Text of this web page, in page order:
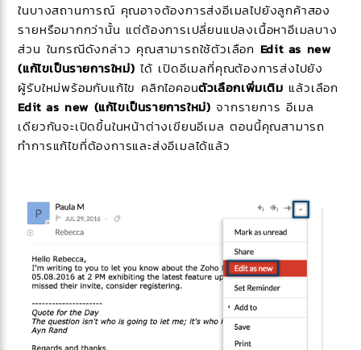
ในบางสถานการณ์ คุณอาจต้องการส่งอีเมลไปยังลูกค้าสอง
รายหรือมากกว่านั้น แต่ต้องการเปลี่ยนแปลงเนื้อหาอีเมลบาง
ส่วน ในกรณีดังกล่าว คุณสามารถใช้ตัวเลือก Edit as new
(แก้ไขเป็นรายการใหม่) ได้ เปิดอีเมลที่คุณต้องการส่งไปยัง
ผู้รับใหม่พร้อมกับแก้ไข คลิกไอคอนตัวเลือกเพิ่มเติม แล้วเลือก
Edit as new (แก้ไขเป็นรายการใหม่) จากรายการ อีเมล
เดียวกันจะเปิดขึ้นในหน้าต่างเขียนอีเมล ตอนนี้คุณสามารถ
ทำการแก้ไขที่ต้องการและส่งอีเมลได้แล้ว